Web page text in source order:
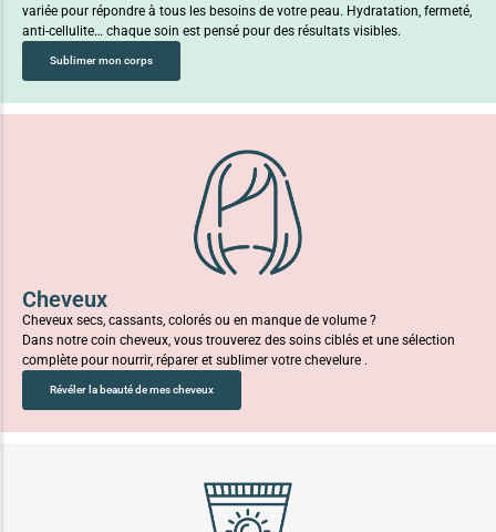
variée pour répondre à tous les besoins de votre peau. Hydratation, fermeté,
anti-cellulite… chaque soin est pensé pour des résultats visibles.
Sublimer mon corps
Cheveux
Cheveux secs, cassants, colorés ou en manque de volume ?
Dans notre coin cheveux, vous trouverez des soins ciblés et une sélection
complète pour nourrir, réparer et sublimer votre chevelure .
Révéler la beauté de mes cheveux